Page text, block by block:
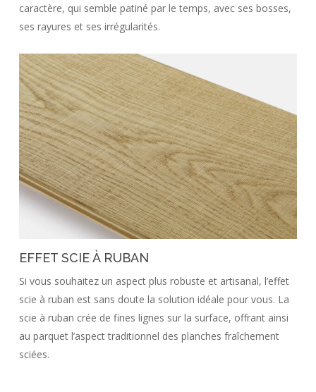
caractère, qui semble patiné par le temps, avec ses bosses,
ses rayures et ses irrégularités.
EFFET SCIE À RUBAN
Si vous souhaitez un aspect plus robuste et artisanal, l’effet
scie à ruban est sans doute la solution idéale pour vous. La
scie à ruban crée de fines lignes sur la surface, offrant ainsi
au parquet l’aspect traditionnel des planches fraîchement
sciées.